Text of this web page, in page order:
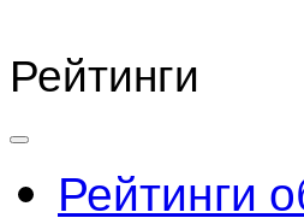
Рейтинги
Рейтинги